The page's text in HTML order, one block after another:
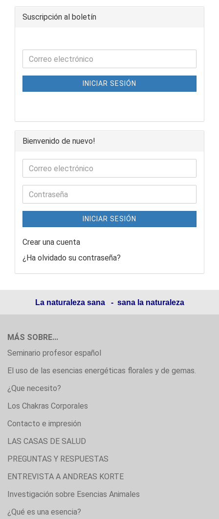
Suscripción al boletín
INICIAR SESIÓN
Bienvenido de nuevo!
INICIAR SESIÓN
Crear una cuenta
¿Ha olvidado su contraseña?
La naturaleza sana - sana la naturaleza
MÁS SOBRE...
Seminario profesor español
El uso de las esencias energéticas florales y de gemas.
¿Que necesito?
Los Chakras Corporales
Contacto e impresión
LAS CASAS DE SALUD
PREGUNTAS Y RESPUESTAS
ENTREVISTA A ANDREAS KORTE
Investigación sobre Esencias Animales
¿Qué es una esencia?